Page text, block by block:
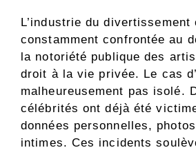
L’industrie du divertissement
constamment confrontée au
la notoriété publique des
droit à la vie privée. Le cas
malheureusement pas isolé.
célébrités ont déjà été
données personnelles,
intimes. Ces incidents